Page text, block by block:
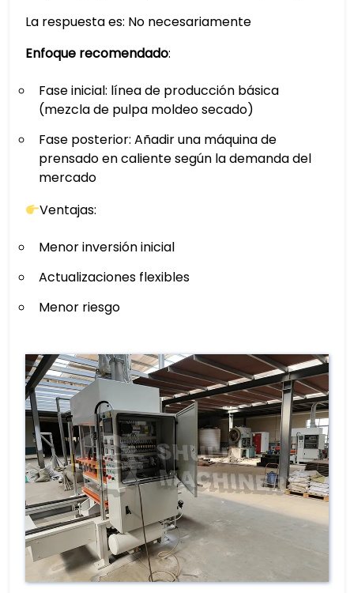
La respuesta es: No necesariamente
Enfoque recomendado:
Fase inicial: línea de producción básica
(mezcla de pulpa moldeo secado)
Fase posterior: Añadir una máquina de
prensado en caliente según la demanda del
mercado
Ventajas:
Menor inversión inicial
Actualizaciones flexibles
Menor riesgo